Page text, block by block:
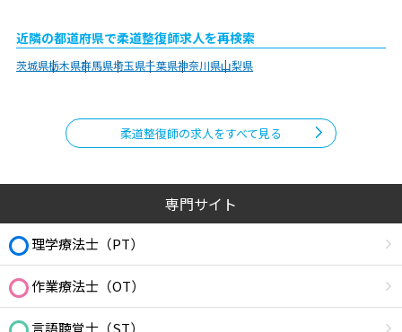
近隣の都道府県で柔道整復師求人を再検索
茨城県栃木県群馬県埼玉県千葉県神奈川県山梨県
柔道整復師の求人をすべて見る
専門サイト
理学療法士（PT）
作業療法士（OT）
言語聴覚士（ST）